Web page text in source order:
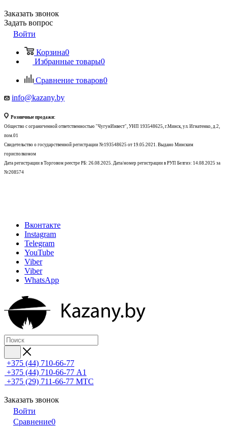
Заказать звонок
Задать вопрос
Войти
Корзина0
Избранные товары0
Сравнение товаров0
info@kazany.by
Розничные продажи:
Общество с ограниченной ответственностью "ЧугунИнвест", УНП 193548625, г.Минск, ул. Игнатенко, д.2,
пом.01
Свидетельство о государственной регистрации №193548625 от 19.05.2021. Выдано Минским
горисполкомом
Дата регистрации в Торговом реестре РБ: 26.08.2025. Дата/номер регистрации в РУП Белгиэ: 14.08.2025 за
№208574
Вконтакте
Instagram
Telegram
YouTube
Viber
Viber
WhatsApp
+375 (44) 710-66-77
+375 (44) 710-66-77 А1
+375 (29) 711-66-77 МТС
Заказать звонок
Войти
Сравнение0